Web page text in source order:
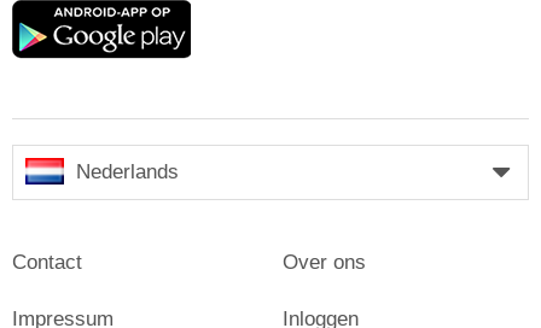
Google
Nederlands
Contact
Impressum
Over ons
Inloggen